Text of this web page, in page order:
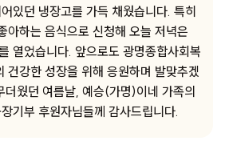
있던 냉장고를 가득 채웠습니다. 특히
아하는 음식으로 신청해 오늘 저녁은
열었습니다. 앞으로도 광명종합사회복
건강한 성장을 위해 응원하며 발맞추겠
웠던 여름날, 예승(가명)이네 가족의
기부 후원자님들께 감사드립니다.